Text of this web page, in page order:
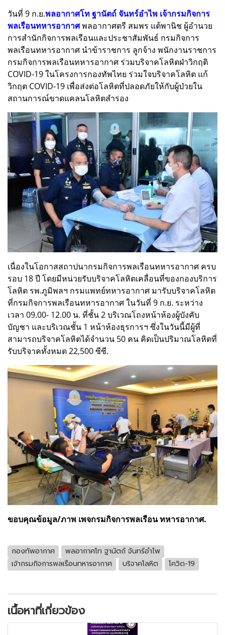
วันที่ 9 ก.ย.พลอากาศโท ฐานัตถ์ จันทร์อำไพ เจ้ากรมกิจการ
พลเรือนทหารอากาศพลอากาศตรี สมพร แต้พานิช ผู้อำนวย
การสำนักกิจการพลเรือนและประชาสัมพันธ์ กรมกิจการ
พลเรือนทหารอากาศ นำข้าราชการ ลูกจ้าง พนักงานราชการ
กรมกิจการพลเรือนทหารอากาศ ร่วมบริจาคโลหิตฝ่าวิกฤติ
COVID-19 ในโครงการกองทัพไทย ร่วมใจบริจาคโลหิต แก้
วิกฤต COVID-19 เพื่อส่งต่อโลหิตที่ปลอดภัยให้กับผู้ป่วยใน
สถานการณ์ขาดแคลนโลหิตสำรอง
เนื่องในโอกาสสถาปนากรมกิจการพลเรือนทหารอากาศ ครบ
รอบ 18 ปี โดยมีหน่วยรับบริจาคโลหิตเคลื่อนที่ของกองบริการ
โลหิต รพ.ภูมิพลฯ กรมแพทย์ทหารอากาศ มารับบริจาคโลหิต
ที่กรมกิจการพลเรือนทหารอากาศ ในวันที่ 9 ก.ย. ระหว่าง
เวลา 09.00- 12.00 น. ที่ชั้น 2 บริเวณโถงหน้าห้องผู้บังคับ
บัญชา และบริเวณชั้น 1 หน้าห้องธุรการฯ ซึ่งในวันนี้มีผู้ที่
สามารถบริจาคโลหิตได้จำนวน 50 คน คิดเป็นปริมาณโลหิตที่
รับบริจาคทั้งหมด 22,500 ซีซี.
ขอบคุณข้อมูล/ภาพ เพจกรมกิจการพลเรือน ทหารอากาศ.
กองทัพอากาศ
พลอากาศโท ฐานัตถ์ จันทร์อำไพ
เจ้ากรมกิจการพลเรือนทหารอากาศ
บริจาคโลหิต โควิด-19
เนื้อหาที่เกี่ยวข้อง